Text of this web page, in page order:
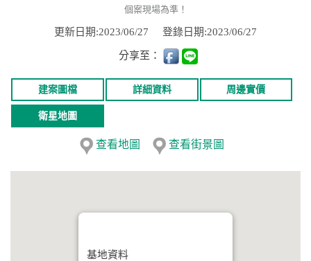
個案現場為準！
更新日期:2023/06/27 登錄日期:2023/06/27
分享至：
建案圖檔 詳細資料 周邊實價
衛星地圖
查看地圖 查看街景圖
基地資料